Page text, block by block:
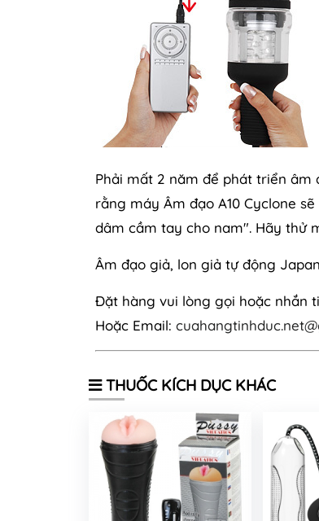
Phải mất 2 năm để phát triển âm
rằng máy Âm đạo A10 Cyclone
dâm cầm tay cho nam". Hãy thử
Âm đạo giả, lon giả tự động Japan
Đặt hàng vui lòng gọi hoặc nhắn
Hoặc Email:
THUỐC KÍCH DỤC KHÁC